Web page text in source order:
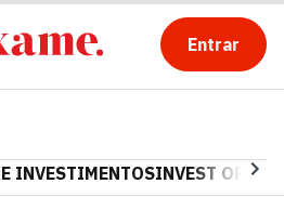
Entrar
INVESTIMENTOSINVEST OPINA